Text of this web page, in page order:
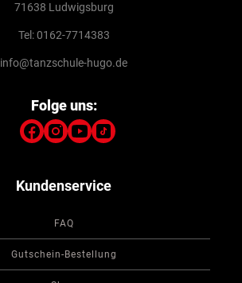
71638 Ludwigsburg
Tel: 0162-7714383
info@tanzschule-hugo.de
Folge uns:
Kundenservice
FAQ
Gutschein-Bestellung